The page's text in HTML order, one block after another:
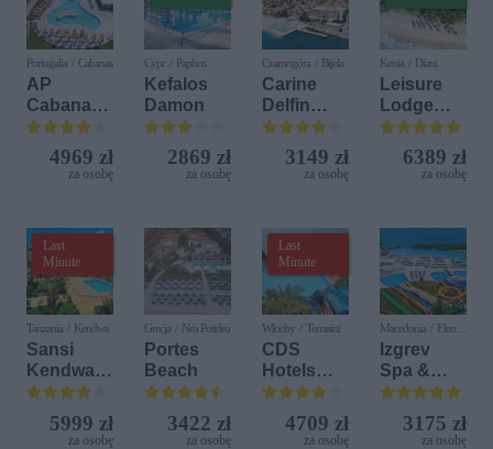
Portugalia / Cabanas
AP
Cabanas
Beach &
Nature
4969 zł
za osobę
Cypr / Paphos
Kefalos
Damon
2869 zł
za osobę
Czarnogóra / Bijela
Carine
Delfin
Bijela (ex.
Iberostar
Bijela
3149 zł
za osobę
Kenia / Diani
Leisure
Lodge
Beach &
Golf
Resort by
6389 zł
za osobę
Last
Minute
Tanzania / Kendwa
Sansi
Kendwa
Beach
Resort
5999 zł
za osobę
Grecja / Nea Potidea
Portes
Beach
3422 zł
za osobę
Last
Minute
Włochy / Terrasini
CDS
Hotels
Terrasini
(ex. Citta
del Mare)
4709 zł
za osobę
Macedonia / Elen
Kamen
Izgrev
Spa &
Aquapark
3175 zł
za osobę